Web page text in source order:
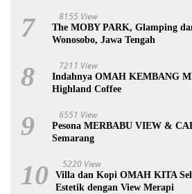
7 8155 View
The MOBY PARK, Glamping
Wonosobo, Jawa Tengah
8 7211 View
Indahnya OMAH KEMBANG
Highland Coffee
9 6551 View
Pesona MERBABU VIEW &
Semarang
10 5220 View
Villa dan Kopi OMAH KITA
Estetik dengan View Merapi